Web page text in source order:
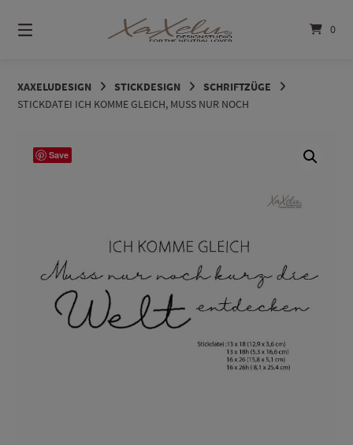
zum
Inhalt
0
XAXELUDESIGN STICKDESIGN
SCHRIFTZÜGE
STICKDATEI ICH KOMME GLEICH, MUSS NUR NOCH
Save